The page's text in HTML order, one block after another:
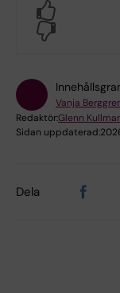
Vanja
Redaktör:Glenn
Sidan uppdaterad:
Dela